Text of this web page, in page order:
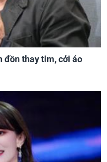
đồn thay tim, cởi áo